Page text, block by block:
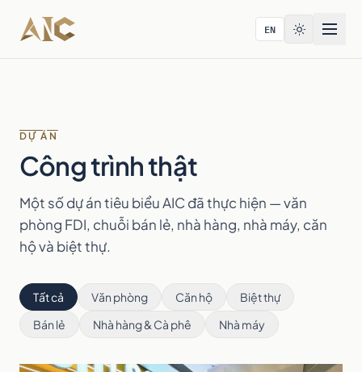
Bỏ qua tới nội dung
EN
DỰ ÁN
Công trình thật
Một số dự án tiêu biểu AIC đã thực hiện — văn
phòng FDI, chuỗi bán lẻ, nhà hàng, nhà máy, căn
hộ và biệt thự.
Tất cả Văn phòng Căn hộ
Biệt thự
Bán lẻ
Nhà hàng & Cà phê Nhà máy